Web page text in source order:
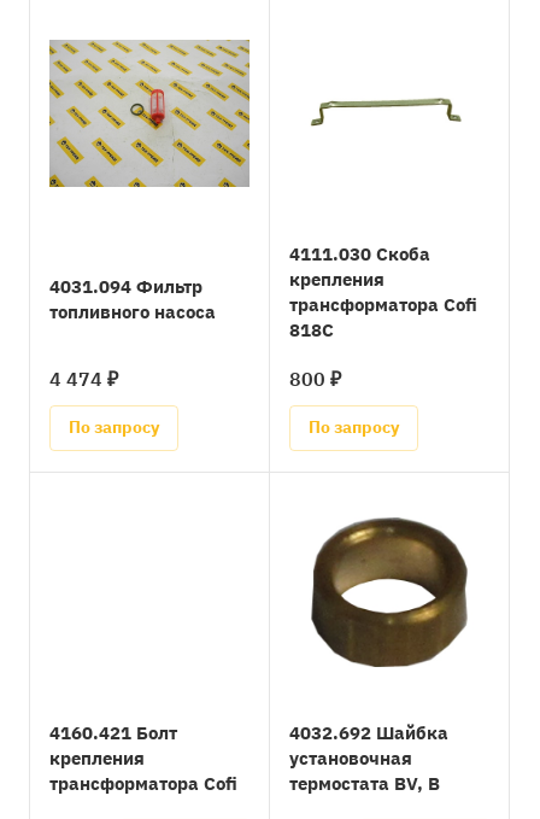
4031.094 Фильтр
топливного насоса
4 474 ₽
По запросу
4111.030 Скоба
крепления
трансформатора Cofi
818C
800 ₽
По запросу
4160.421 Болт
крепления
трансформатора Cofi
4032.692 Шайбка
установочная
термостата BV, B